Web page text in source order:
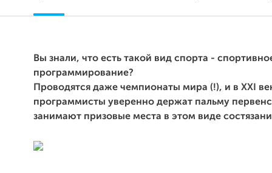
Вы знали, что есть такой вид спорта -
программирование?
Проводятся даже чемпионаты мира (!), и в XXI
программисты уверенно держат пальму
занимают призовые места в этом виде